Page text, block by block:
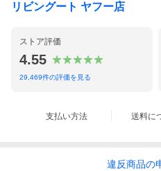
リビングート ヤフー店
ストア評価
4.55
29,469件の評価を見る
支払い方法 送料に
違反商品の